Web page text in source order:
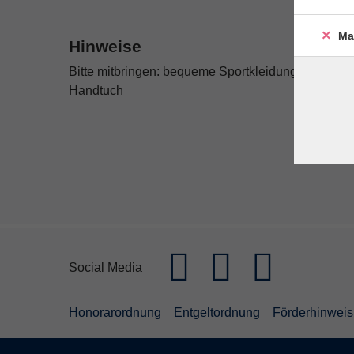
Hinweise
Bitte mitbringen: bequeme Sportkleidung,
Handtuch
Social Media
Honorarordnung
Entgeltordnung Förderhinweis